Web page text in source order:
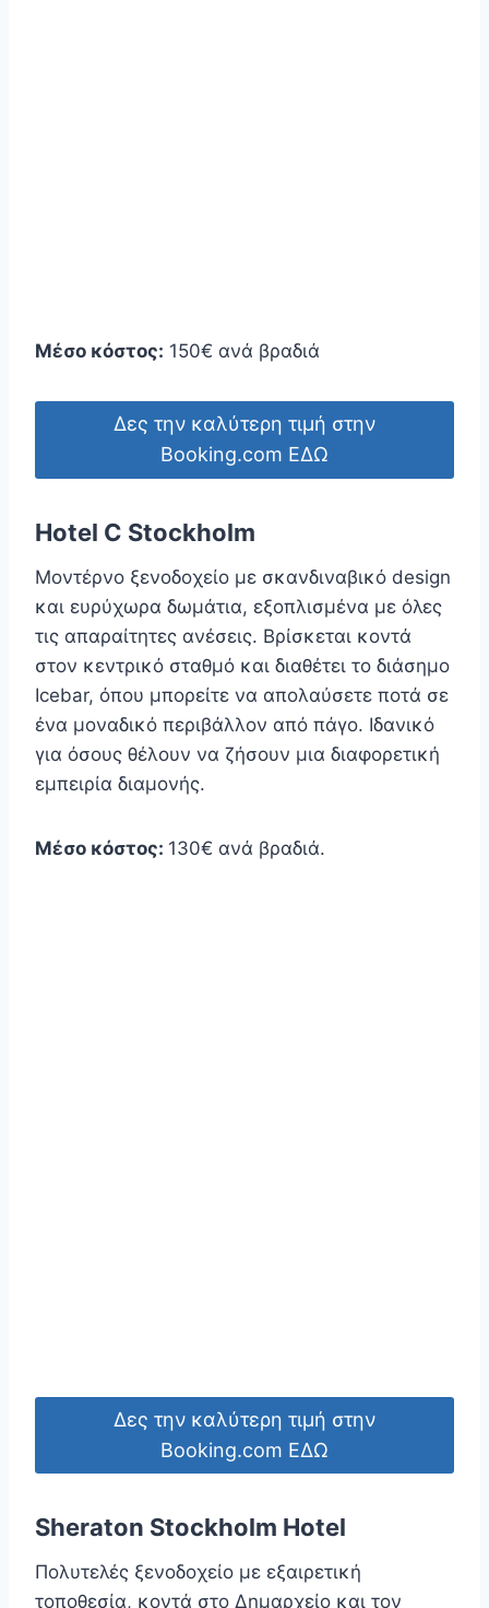
Μέσο κόστος: 150€ ανά βραδιά
Δες την καλύτερη τιμή στην
Booking.com ΕΔΩ
Hotel C Stockholm
Μοντέρνο ξενοδοχείο με σκανδιναβικό design
και ευρύχωρα δωμάτια, εξοπλισμένα με όλες
τις απαραίτητες ανέσεις. Βρίσκεται κοντά
στον κεντρικό σταθμό και διαθέτει το διάσημο
Icebar, όπου μπορείτε να απολαύσετε ποτά σε
ένα μοναδικό περιβάλλον από πάγο. Ιδανικό
για όσους θέλουν να ζήσουν μια διαφορετική
εμπειρία διαμονής.
Μέσο κόστος: 130€ ανά βραδιά.
Δες την καλύτερη τιμή στην
Booking.com ΕΔΩ
Sheraton Stockholm Hotel
Πολυτελές ξενοδοχείο με εξαιρετική
τοποθεσία, κοντά στο Δημαρχείο και τον